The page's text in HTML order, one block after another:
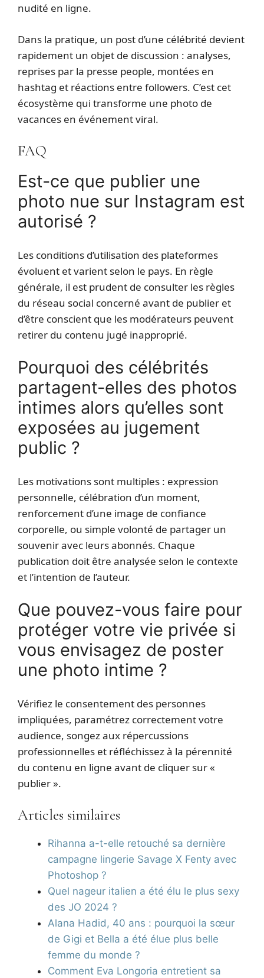
nudité en ligne.
Dans la pratique, un post d’une célébrité devient
rapidement un objet de discussion : analyses,
reprises par la presse people, montées en
hashtag et réactions entre followers. C’est cet
écosystème qui transforme une photo de
vacances en événement viral.
FAQ
Est-ce que publier une
photo nue sur Instagram est
autorisé ?
Les conditions d’utilisation des plateformes
évoluent et varient selon le pays. En règle
générale, il est prudent de consulter les règles
du réseau social concerné avant de publier et
d’être conscient que les modérateurs peuvent
retirer du contenu jugé inapproprié.
Pourquoi des célébrités
partagent-elles des photos
intimes alors qu’elles sont
exposées au jugement
public ?
Les motivations sont multiples : expression
personnelle, célébration d’un moment,
renforcement d’une image de confiance
corporelle, ou simple volonté de partager un
souvenir avec leurs abonnés. Chaque
publication doit être analysée selon le contexte
et l’intention de l’auteur.
Que pouvez-vous faire pour
protéger votre vie privée si
vous envisagez de poster
une photo intime ?
Vérifiez le consentement des personnes
impliquées, paramétrez correctement votre
audience, songez aux répercussions
professionnelles et réfléchissez à la pérennité
du contenu en ligne avant de cliquer sur «
publier ».
Articles similaires
Rihanna a-t-elle retouché sa dernière
campagne lingerie Savage X Fenty avec
Photoshop ?
Quel nageur italien a été élu le plus sexy
des JO 2024 ?
Alana Hadid, 40 ans : pourquoi la sœur
de Gigi et Bella a été élue plus belle
femme du monde ?
Comment Eva Longoria entretient sa